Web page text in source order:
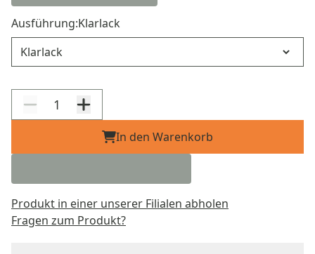
Ausführung:Klarlack
In den Warenkorb
Produkt in einer unserer Filialen abholen
Fragen zum Produkt?